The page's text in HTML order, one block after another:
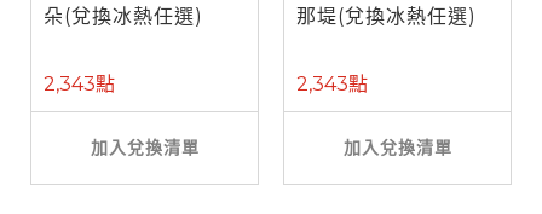
朵(兌換冰熱任選)
2,343點
加入兌換清單
那堤(兌換冰熱任選)
2,343點
加入兌換清單